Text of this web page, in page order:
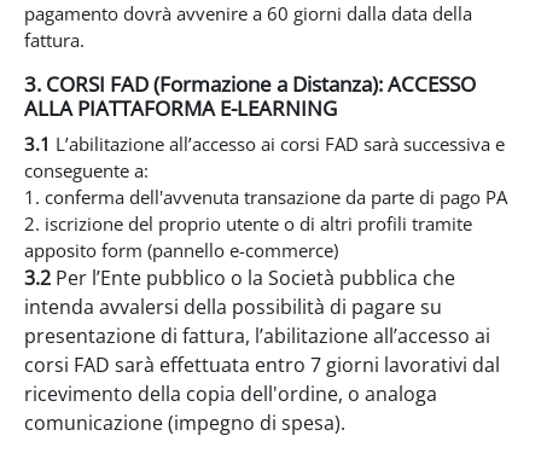
pagamento dovrà avvenire a 60 giorni dalla data della
fattura.
3. CORSI FAD (Formazione a Distanza): ACCESSO
ALLA PIATTAFORMA E-LEARNING
3.1 L’abilitazione all’accesso ai corsi FAD sarà successiva e
conseguente a:
1. conferma dell'avvenuta transazione da parte di pago PA
2. iscrizione del proprio utente o di altri profili tramite
apposito form (pannello e-commerce)
3.2 Per l’Ente pubblico o la Società pubblica che
intenda avvalersi della possibilità di pagare su
presentazione di fattura, l’abilitazione all’accesso ai
corsi FAD sarà effettuata entro 7 giorni lavorativi dal
ricevimento della copia dell'ordine, o analoga
comunicazione (impegno di spesa).